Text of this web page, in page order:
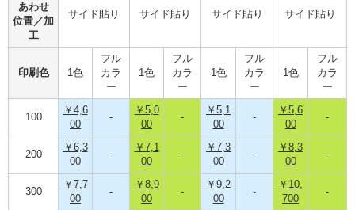
あわせ
位置／加
工
サイド貼り サイド貼り サイド貼り サイド貼り
印刷色 1色
フル
カラ
ー
1色
フル
カラ
ー
1色
フル
カラ
ー
1色
フル
カラ
ー
100
￥4,6
00
-
￥5,0
00
-
￥5,1
00
-
￥5,6
00
-
200
￥6,3
00
-
￥7,1
00
-
￥7,3
00
-
￥8,3
00
-
300
￥7,7
00
-
￥8,9
00
-
￥9,2
00
-
￥10,
700
-